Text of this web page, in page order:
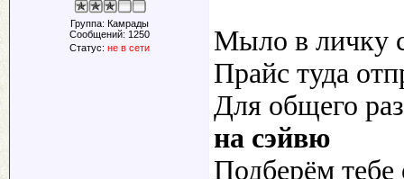
Группа: Камрады
Сообщений: 1250
Статус: не в сети
Мыло в личку
Прайс туда
Для общего
на сэйвю
Подберём тебе